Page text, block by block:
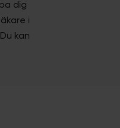
dig
i
kan